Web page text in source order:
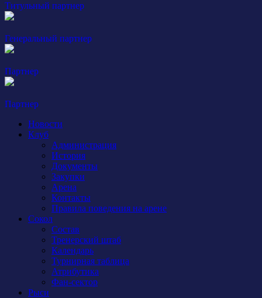
Титульный партнер
Генеральный партнер
Партнер
Партнер
Новости
Клуб
Администрация
История
Документы
Закупки
Арена
Контакты
Правила поведения на арене
Сокол
Состав
Тренерский штаб
Календарь
Турнирная таблица
Атрибутика
Фан-сектор
Рыси